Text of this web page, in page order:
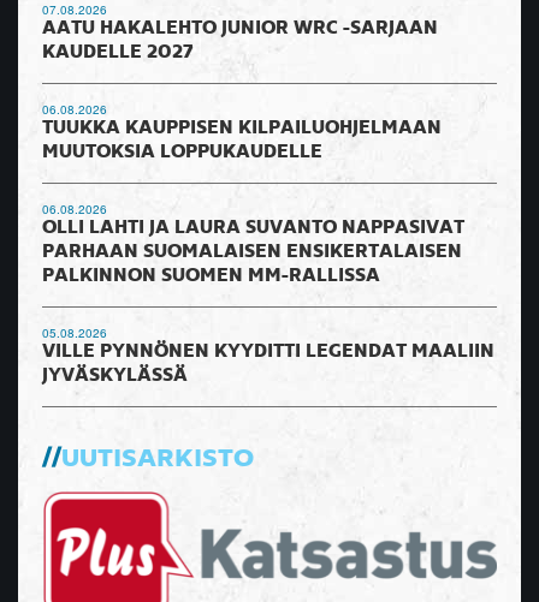
07.08.2026
AATU HAKALEHTO JUNIOR WRC -SARJAAN
KAUDELLE 2027
06.08.2026
TUUKKA KAUPPISEN KILPAILUOHJELMAAN
MUUTOKSIA LOPPUKAUDELLE
06.08.2026
OLLI LAHTI JA LAURA SUVANTO NAPPASIVAT
PARHAAN SUOMALAISEN ENSIKERTALAISEN
PALKINNON SUOMEN MM-RALLISSA
05.08.2026
VILLE PYNNÖNEN KYYDITTI LEGENDAT MAALIIN
JYVÄSKYLÄSSÄ
UUTISARKISTO